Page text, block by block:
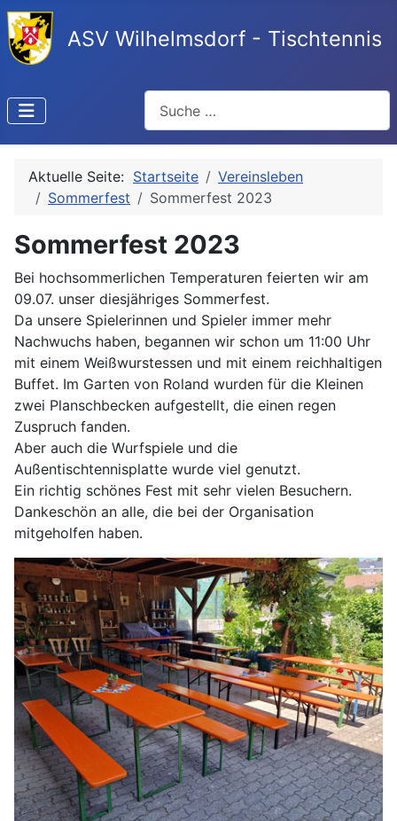
ASV Wilhelmsdorf - Tischtennis
Aktuelle Seite: Startseite
Vereinsleben
Sommerfest
Sommerfest 2023
Sommerfest 2023
Bei hochsommerlichen Temperaturen feierten wir am
09.07. unser diesjähriges Sommerfest.
Da unsere Spielerinnen und Spieler immer mehr
Nachwuchs haben, begannen wir schon um 11:00 Uhr
mit einem Weißwurstessen und mit einem reichhaltigen
Buffet. Im Garten von Roland wurden für die Kleinen
zwei Planschbecken aufgestellt, die einen regen
Zuspruch fanden.
Aber auch die Wurfspiele und die
Außentischtennisplatte wurde viel genutzt.
Ein richtig schönes Fest mit sehr vielen Besuchern.
Dankeschön an alle, die bei der Organisation
mitgeholfen haben.